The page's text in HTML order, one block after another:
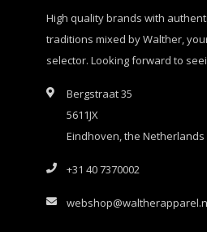
High quality brands with
traditions mixed by Walther,
selector. Looking forward to
Bergstraat 35
5611JX
Eindhoven, the Netherlands
+31 40 7370002